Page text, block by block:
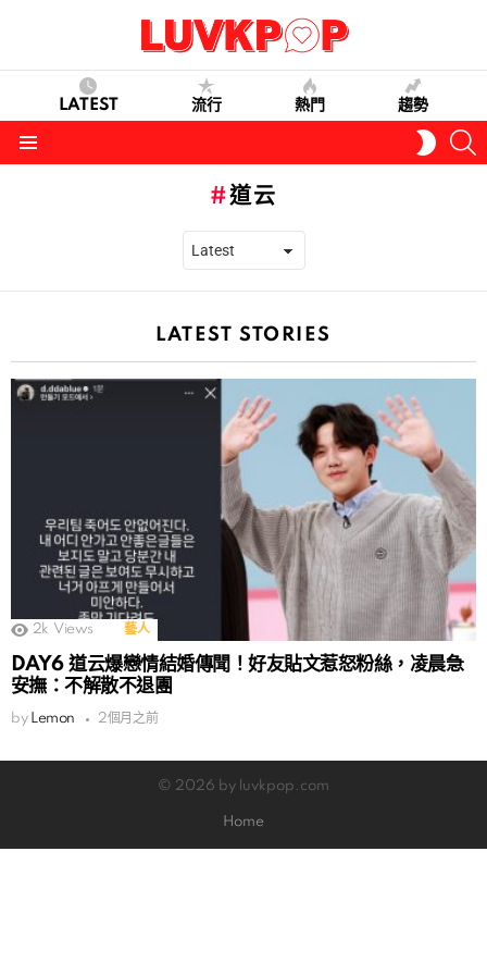
LATEST 流行 熱門 趨勢
SKIN
道云
LATEST STORIES
2k Views 藝人
DAY6 道云爆戀情結婚傳聞！好友貼文惹怒粉絲，凌晨急
安撫：不解散不退團
by Lemon 2個月之前
© 2026 by luvkpop.com
Home